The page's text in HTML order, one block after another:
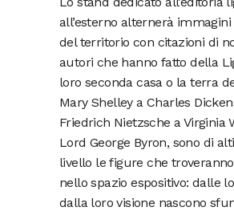
all’esterno alternerà immagini
del territorio con citazioni di
autori che hanno fatto della
loro seconda casa o la terra
Mary Shelley a Charles
Friedrich Nietzsche a Virginia
Lord George Byron, sono di
livello le figure che
nello spazio espositivo: dalle
dalla loro visione nascono